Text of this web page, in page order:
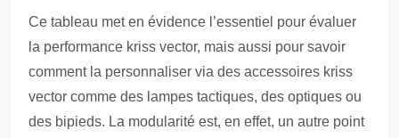
Ce tableau met en évidence l’essentiel pour évaluer
la performance kriss vector, mais aussi pour savoir
comment la personnaliser via des accessoires kriss
vector comme des lampes tactiques, des optiques ou
des bipieds. La modularité est, en effet, un autre point